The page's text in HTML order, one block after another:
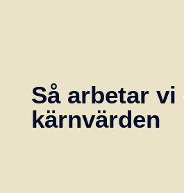
Så arbetar vi
kärnvärden